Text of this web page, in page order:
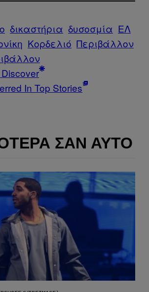
δικαστήρια δυσοσμία ΕΛ
Κορδελιό Περιβάλλον
In Top Stories
ΣΑΝ ΑΥΤΌ